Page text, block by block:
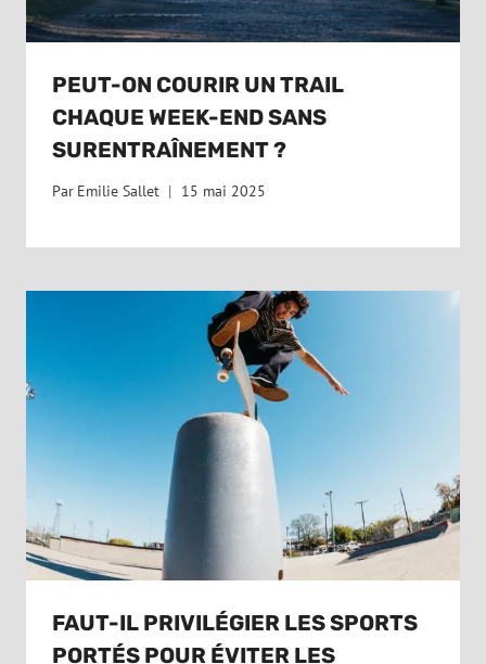
PEUT-ON COURIR UN TRAIL
CHAQUE WEEK-END SANS
SURENTRAÎNEMENT ?
Par Emilie Sallet 15 mai 2025
FAUT-IL PRIVILÉGIER LES SPORTS
PORTÉS POUR ÉVITER LES